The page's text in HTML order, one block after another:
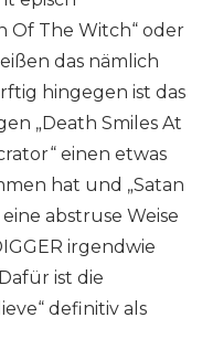
Of The Witch“ oder
das nämlich
hingegen ist das
„Death Smiles At
einen etwas
hat und „Satan
abstruse Weise
irgendwie
ist die
definitiv als